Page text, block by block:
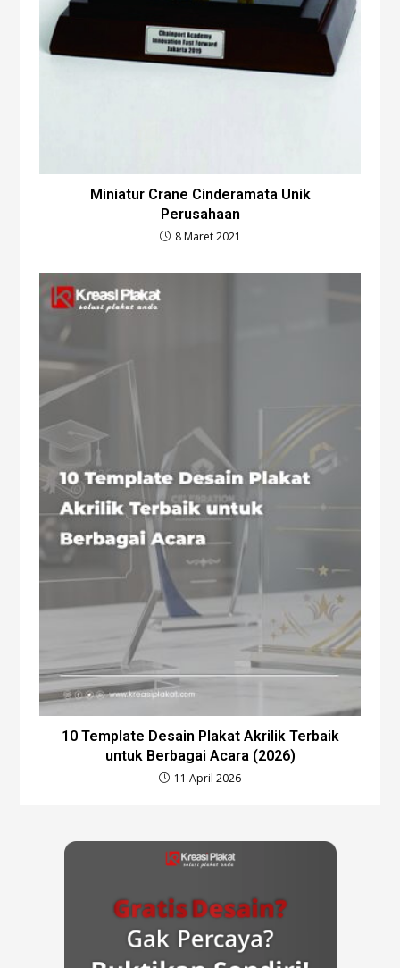
Miniatur Crane Cinderamata Unik
Perusahaan
8 Maret 2021
10 Template Desain Plakat Akrilik Terbaik
untuk Berbagai Acara (2026)
11 April 2026